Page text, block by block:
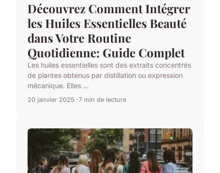
Découvrez Comment Intégrer
les Huiles Essentielles Beauté
dans Votre Routine
Quotidienne: Guide Complet
Les huiles essentielles sont des extraits concentrés
de plantes obtenus par distillation ou expression
mécanique. Elles ...
20 janvier 2025 7 min de lecture